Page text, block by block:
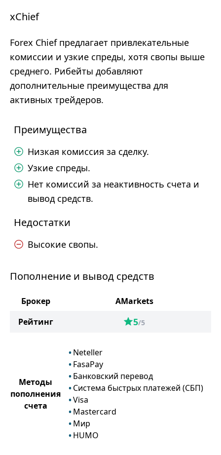
xChief
Forex Chief предлагает привлекательные
комиссии и узкие спреды, хотя свопы выше
среднего. Рибейты добавляют
дополнительные преимущества для
активных трейдеров.
Преимущества
Низкая комиссия за сделку.
Узкие спреды.
Нет комиссий за неактивность счета и
вывод средств.
Недостатки
Высокие свопы.
Пополнение и вывод средств
Брокер
AMarkets
Рейтинг
5/5
Методы
пополнения
счета
Neteller
FasaPay
Банковский перевод
Система быстрых платежей (СБП)
Visa
Mastercard
Мир
HUMO